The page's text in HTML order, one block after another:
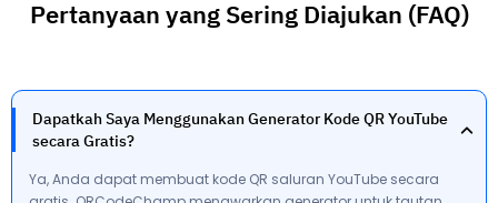
Pertanyaan yang Sering Diajukan (FAQ)
Dapatkah Saya Menggunakan Generator Kode QR YouTube
secara Gratis?
Ya, Anda dapat membuat kode QR saluran YouTube secara